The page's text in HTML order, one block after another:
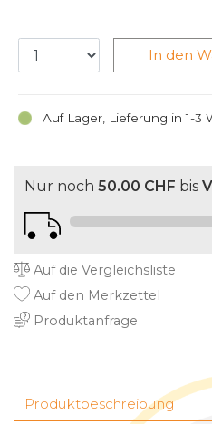
Auf Lager, Lieferung in 1-3
In den
Nur noch 50.00 CHF bis
Auf die Vergleichsliste
Auf den Merkzettel
Produktanfrage
Produktbeschreibung